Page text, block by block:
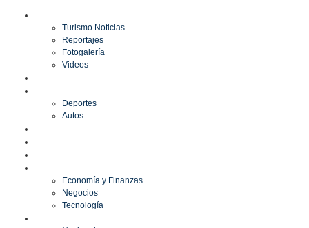
Turismo Noticias
Reportajes
Fotogalería
Videos
Deportes
Autos
Economía y Finanzas
Negocios
Tecnología